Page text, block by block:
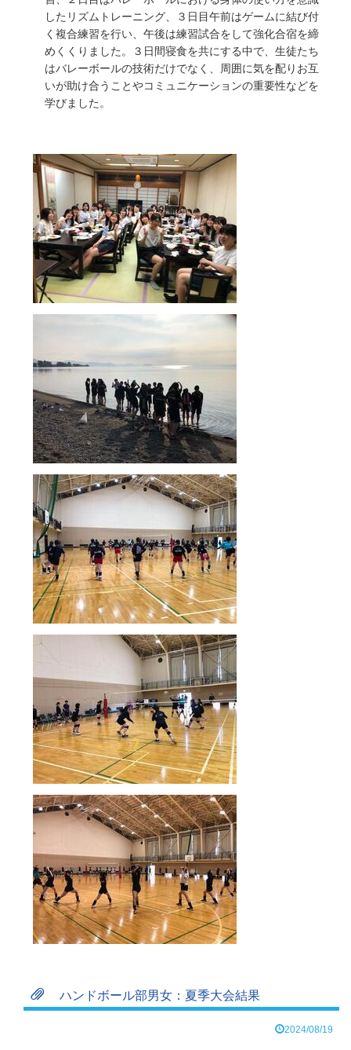
したリズムトレーニング、３日目午前はゲームに結び付
く複合練習を行い、午後は練習試合をして強化合宿を締
めくくりました。３日間寝食を共にする中で、生徒たち
はバレーボールの技術だけでなく、周囲に気を配りお互
いが助け合うことやコミュニケーションの重要性などを
学びました。
ハンドボール部男女：夏季大会結果
2024/08/19